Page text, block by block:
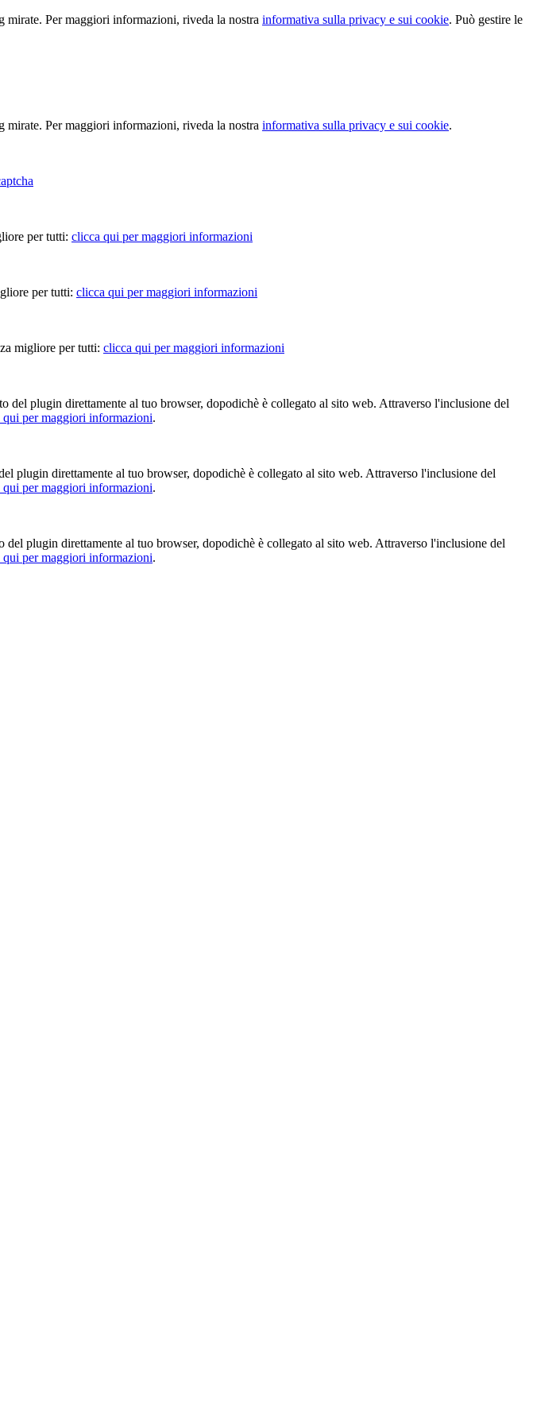
Per maggiori informazioni, riveda la nostra informativa sulla privacy e sui cookie. Può gestire le
Per maggiori informazioni, riveda la nostra informativa sulla privacy e sui cookie.
per tutti: clicca qui per maggiori informazioni
per tutti: clicca qui per maggiori informazioni
migliore per tutti: clicca qui per maggiori informazioni
plugin direttamente al tuo browser, dopodichè è collegato al sito web. Attraverso l'inclusione del
qui per maggiori informazioni.
direttamente al tuo browser, dopodichè è collegato al sito web. Attraverso l'inclusione del
qui per maggiori informazioni.
plugin direttamente al tuo browser, dopodichè è collegato al sito web. Attraverso l'inclusione del
qui per maggiori informazioni.